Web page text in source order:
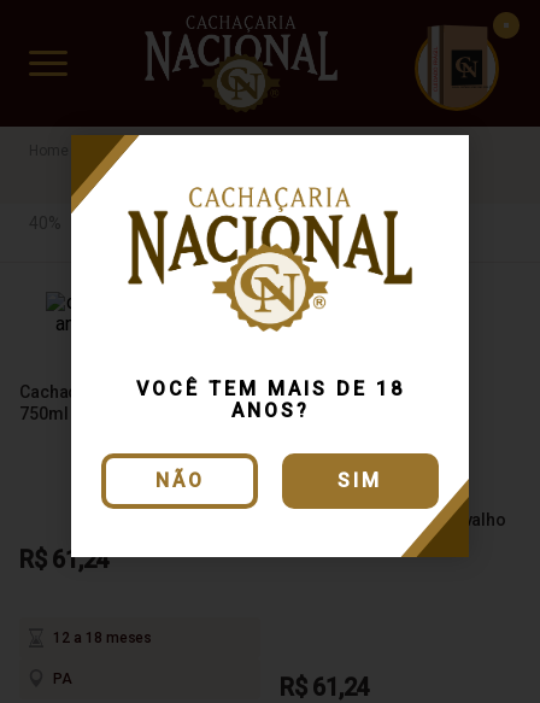
VOCÊ TEM MAIS DE 18
ANOS?
NÃO SIM
www.cachacarianacional.com.br
CUIDADO FRÁGIL
Cachaça
Cachaça Indiazinha Amburana
750ml
R$ 61,24
12 a 18 meses
PA
Cachaça Indiazinha Carvalho
R$ 61,24